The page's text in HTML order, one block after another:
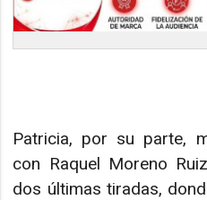
Patricia, por su parte,
con Raquel Moreno
dos últimas tiradas,